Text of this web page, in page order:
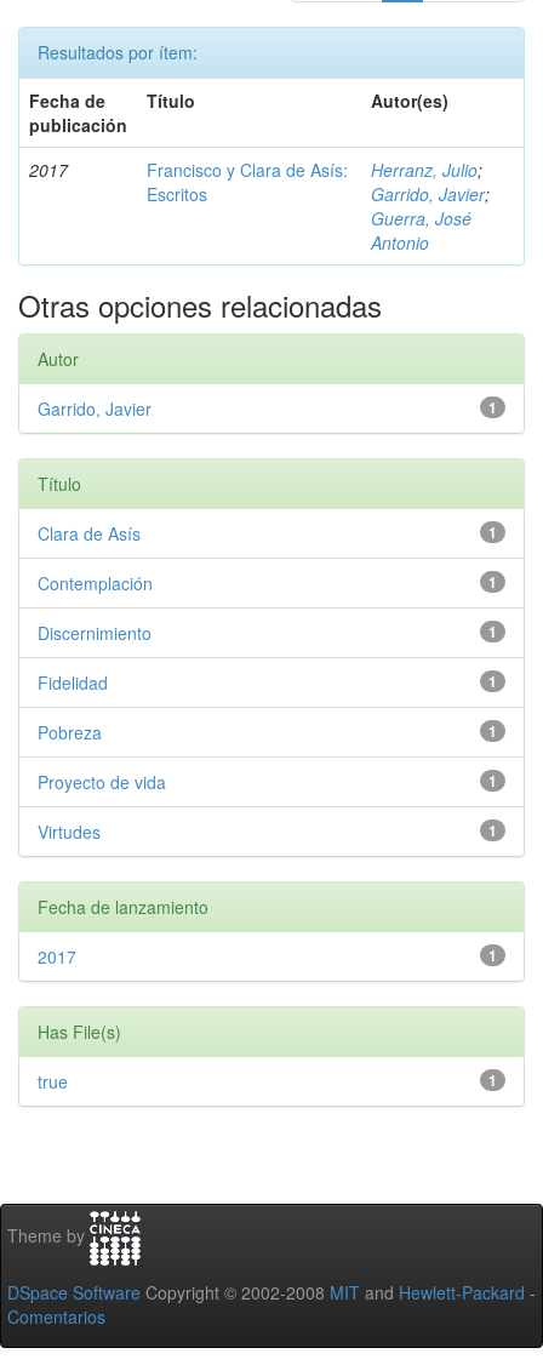
Resultados por ítem:
Fecha de
publicación
Título Autor(es)
2017
Francisco y Clara de Asís:
Escritos
Herranz, Julio;
Garrido, Javier;
Guerra, José
Antonio
Otras opciones relacionadas
Autor
1
Garrido, Javier
Título
1
Clara de Asís
1
Contemplación
1
Discernimiento
1
Fidelidad
1
Pobreza
1
Proyecto de vida
1
Virtudes
Fecha de lanzamiento
1
2017
Has File(s)
1
true
Theme by
DSpace Software Copyright © 2002-2008 MIT and Hewlett-Packard -
Comentarios